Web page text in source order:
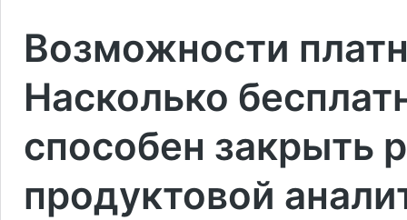
Возможности
Насколько
способен закрыть
продуктовой